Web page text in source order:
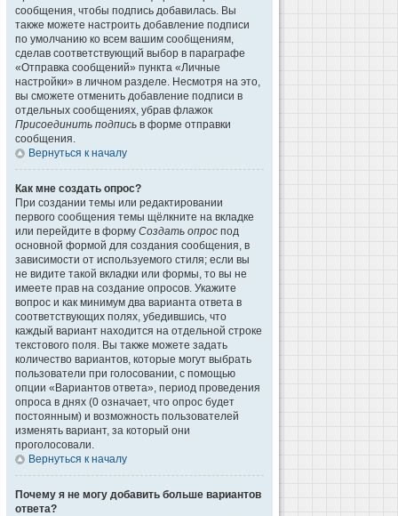
сообщения, чтобы подпись добавилась. Вы
также можете настроить добавление подписи
по умолчанию ко всем вашим сообщениям,
сделав соответствующий выбор в параграфе
«Отправка сообщений» пункта «Личные
настройки» в личном разделе. Несмотря на это,
вы сможете отменить добавление подписи в
отдельных сообщениях, убрав флажок
Присоединить подпись в форме отправки
сообщения.
Вернуться к началу
Как мне создать опрос?
При создании темы или редактировании
первого сообщения темы щёлкните на вкладке
или перейдите в форму Создать опрос под
основной формой для создания сообщения, в
зависимости от используемого стиля; если вы
не видите такой вкладки или формы, то вы не
имеете прав на создание опросов. Укажите
вопрос и как минимум два варианта ответа в
соответствующих полях, убедившись, что
каждый вариант находится на отдельной строке
текстового поля. Вы также можете задать
количество вариантов, которые могут выбрать
пользователи при голосовании, с помощью
опции «Вариантов ответа», период проведения
опроса в днях (0 означает, что опрос будет
постоянным) и возможность пользователей
изменять вариант, за который они
проголосовали.
Вернуться к началу
Почему я не могу добавить больше вариантов
ответа?